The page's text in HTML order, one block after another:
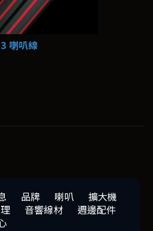
喇叭線
品牌 喇叭
擴大機
音響線材
週邊配件